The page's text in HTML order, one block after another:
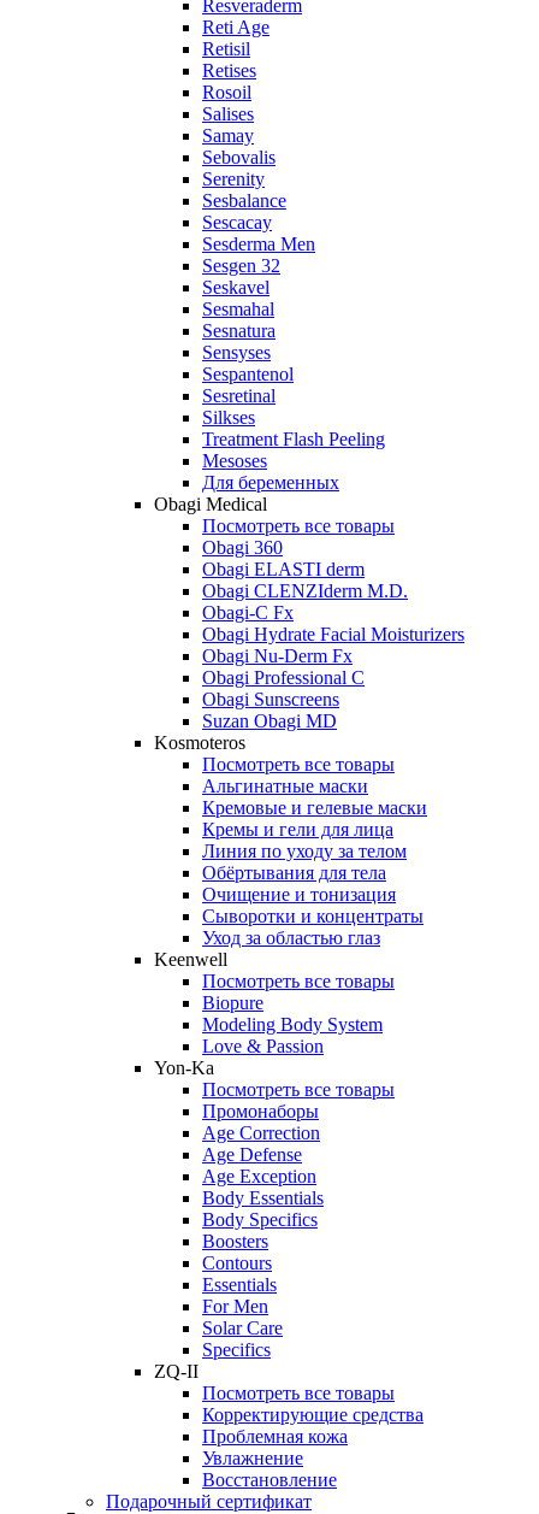
Resveraderm
Reti Age
Retisil
Retises
Rosoil
Salises
Samay
Sebovalis
Serenity
Sesbalance
Sescacay
Sesderma Men
Sesgen 32
Seskavel
Sesmahal
Sesnatura
Sensyses
Sespantenol
Sesretinal
Silkses
Treatment Flash Peeling
Mesoses
Для беременных
Obagi Medical
Посмотреть все товары
Obagi 360
Obagi ELASTI derm
Obagi CLENZIderm M.D.
Obagi-C Fx
Obagi Hydrate Facial Moisturizers
Obagi Nu-Derm Fx
Obagi Professional C
Obagi Sunscreens
Suzan Obagi MD
Kosmoteros
Посмотреть все товары
Альгинатные маски
Кремовые и гелевые маски
Кремы и гели для лица
Линия по уходу за телом
Обёртывания для тела
Очищение и тонизация
Сыворотки и концентраты
Уход за областью глаз
Keenwell
Посмотреть все товары
Biopure
Modeling Body System
Love & Passion
Yon-Ka
Посмотреть все товары
Промонаборы
Age Correction
Age Defense
Age Exception
Body Essentials
Body Specifics
Boosters
Contours
Essentials
For Men
Solar Care
Specifics
ZQ-II
Посмотреть все товары
Корректирующие средства
Проблемная кожа
Увлажнение
Восстановление
Подарочный сертификат